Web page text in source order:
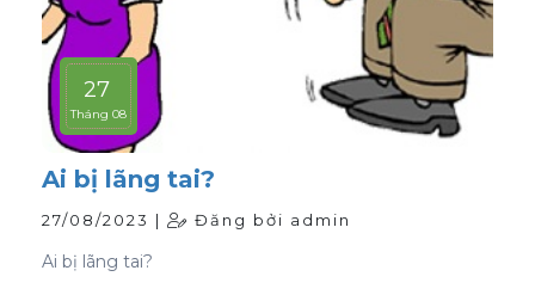
27
Tháng 08
Ai bị lãng tai?
27/08/2023 | Đăng bởi admin
Ai bị lãng tai?